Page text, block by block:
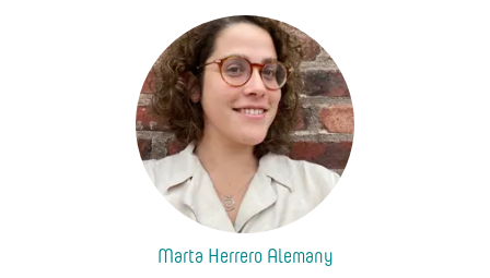
Marta Herrero Alemany